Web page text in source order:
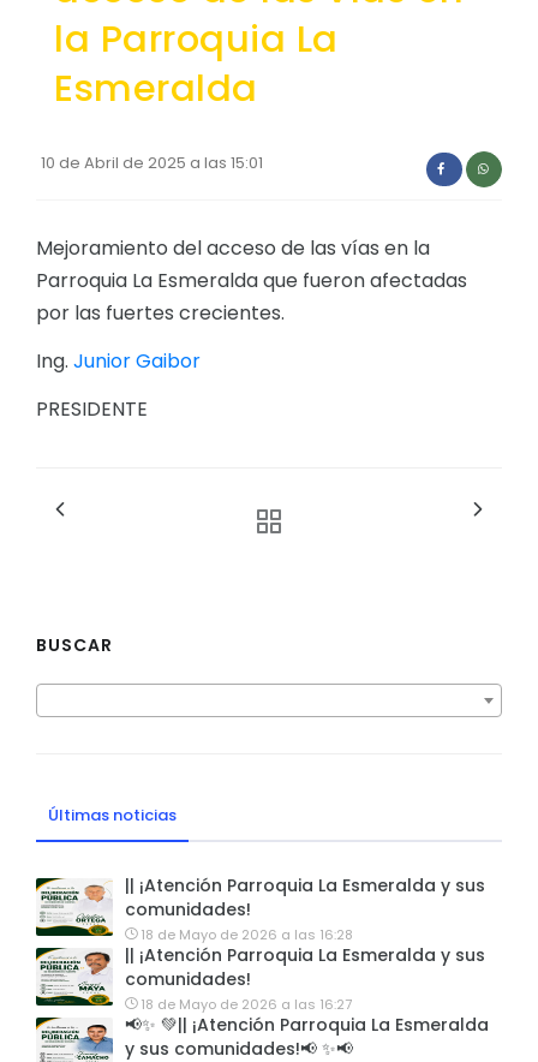
la Parroquia La
Esmeralda
10 de Abril de 2025 a las 15:01
Mejoramiento del acceso de las vías en la
Parroquia La Esmeralda que fueron afectadas
por las fuertes crecientes.
Ing. Junior Gaibor
PRESIDENTE
BUSCAR
Últimas noticias
|| ¡Atención Parroquia La Esmeralda y sus
comunidades!
18 de Mayo de 2026 a las 16:28
|| ¡Atención Parroquia La Esmeralda y sus
comunidades!
18 de Mayo de 2026 a las 16:27
📢✨ 💚|| ¡Atención Parroquia La Esmeralda
y sus comunidades!📢 ✨📢